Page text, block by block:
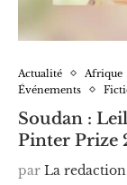
Actualité Afrique
Événements
Soudan :
Pinter Prize
par La redaction